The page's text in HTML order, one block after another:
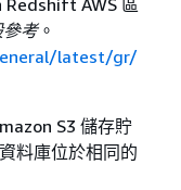
參考。
latest/gr/
S3 儲存貯
料庫位於相同的